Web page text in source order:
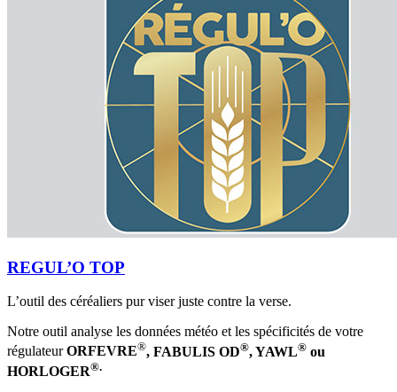
REGUL’O TOP
L’outil des céréaliers pur viser juste contre la verse.
Notre outil analyse les données météo et les spécificités de votre
régulateurORFEVRE®, FABULIS OD®, YAWL® ou
HORLOGER®.